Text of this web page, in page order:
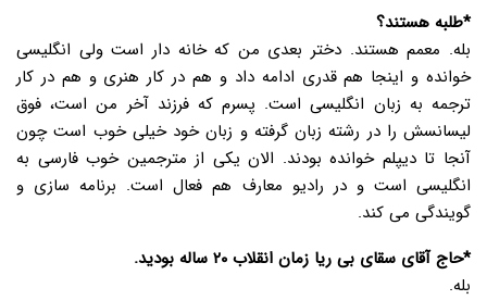
*طلبه هستند؟
بله. معمم هستند. دختر بعدی من که خانه دار است ولی انگلیسی
خوانده و اینجا هم قدری ادامه داد و هم در کار هنری و هم در کار
ترجمه به زبان انگلیسی است. پسرم که فرزند آخر من است، فوق
لیسانسش را در رشته زبان گرفته و زبان خود خیلی خوب است چون
آنجا تا دیپلم خوانده بودند. الان یکی از مترجمین خوب فارسی به
انگلیسی است و در رادیو معارف هم فعال است. برنامه سازی و
گویندگی می کند.
*حاج آقای سقای بی ریا زمان انقلاب ۲۰ ساله بودید.
بله.